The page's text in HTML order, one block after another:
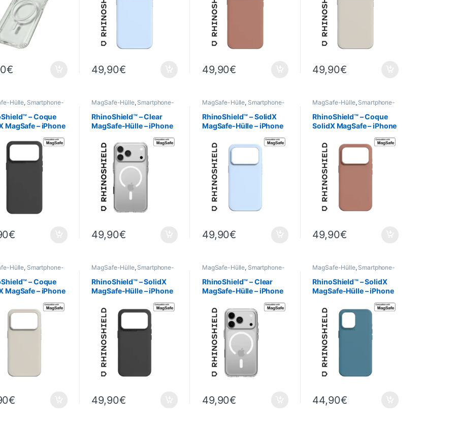
€ 49,90€ 49,90€ 49,90€
Hülle, Smartphone-
-Cases
Mobil
,Telefonie
– Coque
MagSafe – iPhone
€
MagSafe-Hülle, Smartphone-
Hüllen & -Cases
Mobil
RhinoShield,Telefonie
RhinoShield™ – Clear
MagSafe-Hülle – iPhone
Transparent
49,90€
MagSafe-Hülle, Smartphone-
Hüllen & -Cases
Mobil
RhinoShield,Telefonie
RhinoShield™ – SolidX
MagSafe-Hülle – iPhone
49,90€
MagSafe-Hülle, Smartphone-
Hüllen & -Cases
Mobil
RhinoShield,Telefonie
RhinoShield™ – Coque
SolidX MagSafe – iPhone
49,90€
Hülle, Smartphone-
-Cases
Mobil
,Telefonie
– Coque
MagSafe – iPhone
€
MagSafe-Hülle, Smartphone-
Hüllen & -Cases
Mobil
RhinoShield,Telefonie
RhinoShield™ – SolidX
MagSafe-Hülle – iPhone
49,90€
MagSafe-Hülle, Smartphone-
Hüllen & -Cases
Mobil
RhinoShield,Telefonie
RhinoShield™ – Clear
MagSafe-Hülle – iPhone
49,90€
MagSafe-Hülle, Smartphone-
Hüllen & -Cases
Mobil
RhinoShield,Telefonie
RhinoShield™ – SolidX
MagSafe-Hülle – iPhone
44,90€